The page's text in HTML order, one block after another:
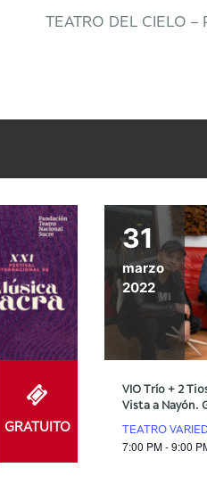
TEATRO DEL CIELO –
GRATUITO
31
marzo
2022
VIO Trío + 2
Vista a Nayón.
TEATRO
7:00 PM - 9:00